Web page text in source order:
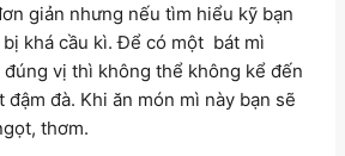
giản nhưng nếu tìm hiểu kỹ bạn
khá cầu kì. Để có một bát mì
vị thì không thể không kể đến
đà. Khi ăn món mì này bạn sẽ
thơm.